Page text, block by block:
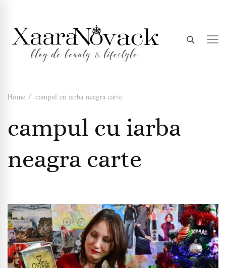
Xaara
Novack
Home campul cu iarba neagra carte
campul cu iarba
neagra carte